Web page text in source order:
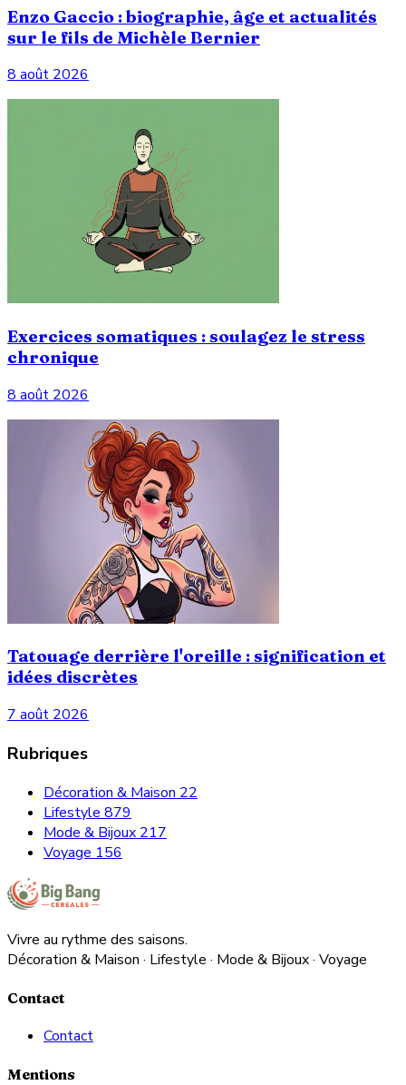
Enzo Gaccio : biographie, âge et actualités
sur le fils de Michèle Bernier
8 août 2026
Exercices somatiques : soulagez le stress
chronique
8 août 2026
Tatouage derrière l'oreille : signification et
idées discrètes
7 août 2026
Rubriques
Décoration & Maison 22
Lifestyle 879
Mode & Bijoux 217
Voyage 156
Vivre au rythme des saisons.
Décoration & Maison · Lifestyle · Mode & Bijoux · Voyage
Contact
Contact
Mentions